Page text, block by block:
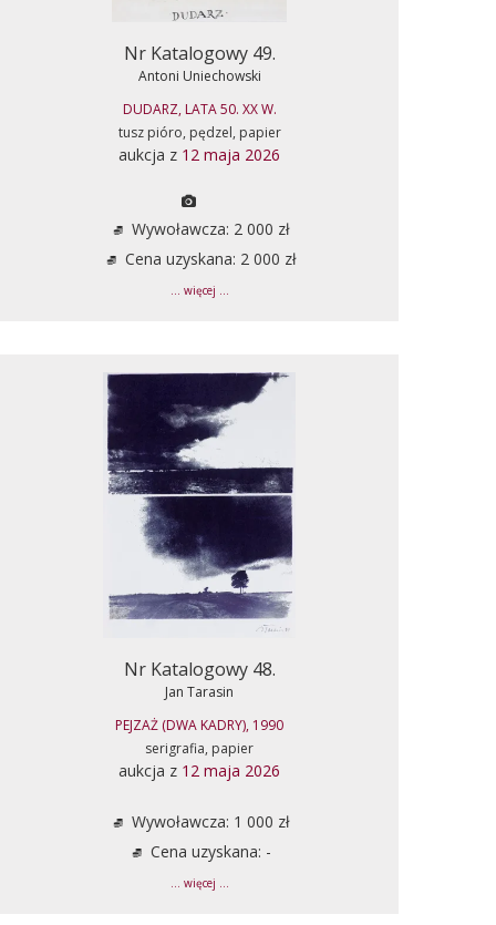
Nr Katalogowy 49.
Antoni Uniechowski
DUDARZ, LATA 50. XX W.
tusz pióro, pędzel, papier
aukcja z 12 maja 2026
Wywoławcza: 2 000 zł
Cena uzyskana: 2 000 zł
... więcej ...
Nr Katalogowy 48.
Jan Tarasin
PEJZAŻ (DWA KADRY), 1990
serigrafia, papier
aukcja z 12 maja 2026
Wywoławcza: 1 000 zł
Cena uzyskana: -
... więcej ...